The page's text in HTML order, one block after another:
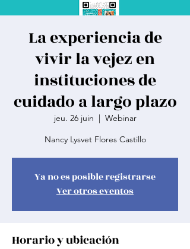
La experiencia de
vivir la vejez en
instituciones de
cuidado a largo plazo
jeu. 26 juin
  |
Webinar
Nancy Lysvet Flores Castillo
Ya no es posible registrarse
Ver otros eventos
Horario y ubicación